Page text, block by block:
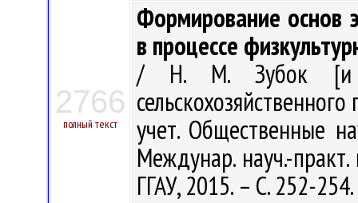
2766
полный текст
Формирование основ
в процессе
/ Н. М. Зубок [и
учет. Общественные
Междунар. науч.-
ГГАУ, 2015. – С. 252-254.